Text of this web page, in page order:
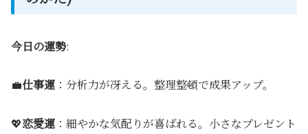
今日の運勢:
💼仕事運 ：分析力が冴える。整理整頓で成果アップ。
💖恋愛運 ：細やかな気配りが喜ばれる。小さなプレゼント